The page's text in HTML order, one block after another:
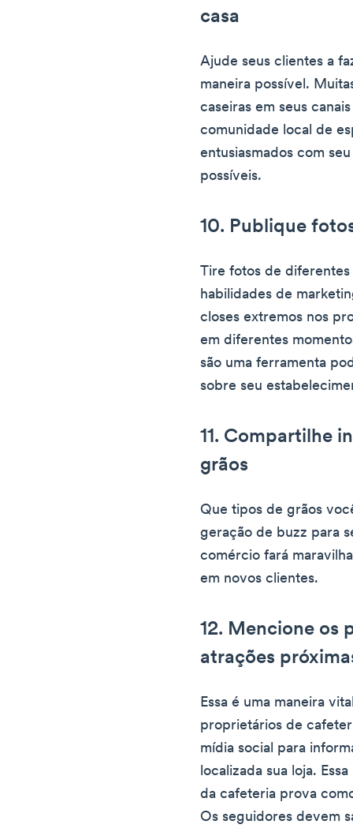
casa
Ajude seus clientes a
maneira possível.
caseiras em seus
comunidade local de
entusiasmados com
possíveis.
10. Publique
Tire fotos de diferentes
habilidades de
closes extremos nos
em diferentes
são uma ferramenta
sobre seu
11. Compartilhe
grãos
Que tipos de grãos
geração de buzz para
comércio fará
em novos clientes.
12. Mencione os
atrações
Essa é uma maneira
proprietários de
mídia social para
localizada sua loja.
da cafeteria prova
Os seguidores devem